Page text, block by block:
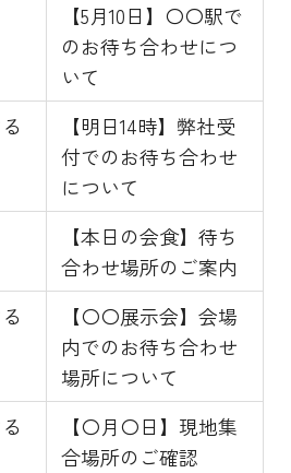
【5月10日】〇〇駅で
のお待ち合わせにつ
いて
【明日14時】弊社受
付でのお待ち合わせ
について
【本日の会食】待ち
合わせ場所のご案内
【〇〇展示会】会場
内でのお待ち合わせ
場所について
【〇月〇日】現地集
合場所のご確認